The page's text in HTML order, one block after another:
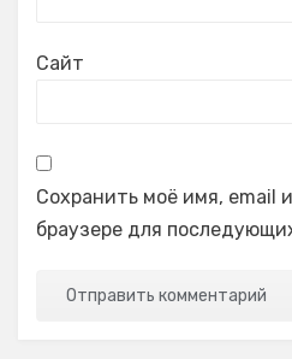
Сайт
Сохранить моё имя, email
браузере для